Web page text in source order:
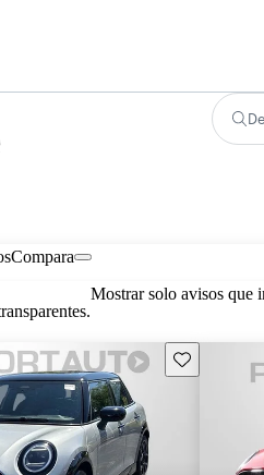
Compara
Mostrar solo avisos que
Guarda este